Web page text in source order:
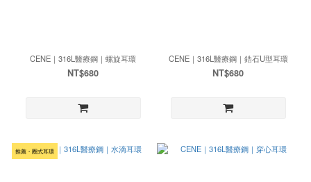
CENE｜316L醫療鋼｜螺旋耳環
NT$680
CENE｜316L醫療鋼｜鋯石U型耳環
NT$680
推薦・圈式耳環